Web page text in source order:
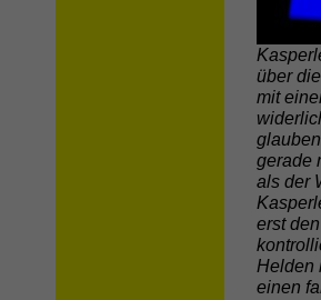
über
mit
gerade
als der
erst
Helden
einen